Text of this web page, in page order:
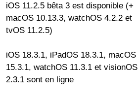
iOS 11.2.5 bêta 3 est disponible (+
macOS 10.13.3, watchOS 4.2.2 et
tvOS 11.2.5)
iOS 18.3.1, iPadOS 18.3.1, macOS
15.3.1, watchOS 11.3.1 et visionOS
2.3.1 sont en ligne